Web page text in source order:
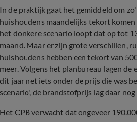
In de praktijk gaat het gemiddeld om
huishoudens maandelijks tekort komen
het donkere scenario loopt dat op tot
maand. Maar er zijn grote verschillen,
huishoudens hebben een tekort van
meer.Volgens het planbureau lagen de
dit jaar net iets onder de prijs die was
scenario', de brandstofprijs lag daar
Het CPB verwacht dat ongeveer